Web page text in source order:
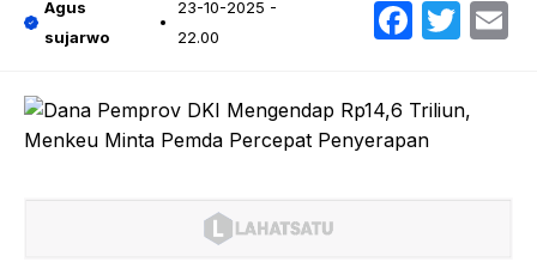
Agus
sujarwo
23-10-2025 -
22.00